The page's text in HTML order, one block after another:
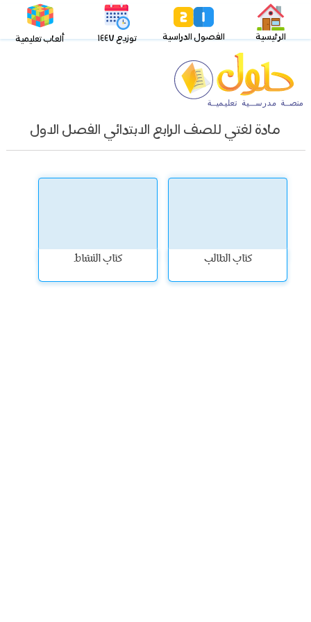
الرئيسية الفصول الدراسية توزيع ١٤٤٧ ألعاب تعليمية
مادة لغتي للصف الرابع الابتدائي الفصل الاول
كتاب الطالب كتاب النشاط